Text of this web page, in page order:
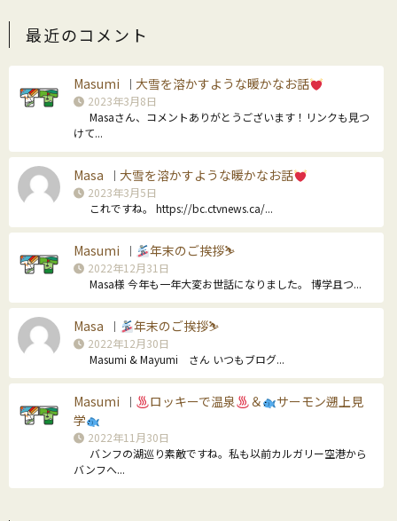
最近のコメント
Masumi ｜ 大雪を溶かすような暖かなお話
2023年3月8日
Masaさん、コメントありがとうございます！リンクも見つ
けて...
Masa ｜ 大雪を溶かすような暖かなお話
2023年3月5日
これですね。 https://bc.ctvnews.ca/...
Masumi ｜ 年末のご挨拶⛷
2022年12月31日
Masa様 今年も一年大変お世話になりました。 博学且つ...
Masa ｜ 年末のご挨拶⛷
2022年12月30日
Masumi & Mayumi さん いつもブログ...
Masumi ｜ ロッキーで温泉 ＆
サーモン遡上見
学
2022年11月30日
バンフの湖巡り素敵ですね。私も以前カルガリー空港から
バンフへ...